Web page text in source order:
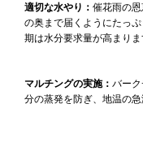
適切な水やり： 催花雨の
の奥まで届くようにたっ
期は水分要求量が高まりま
マルチングの実施： バー
分の蒸発を防ぎ、地温の